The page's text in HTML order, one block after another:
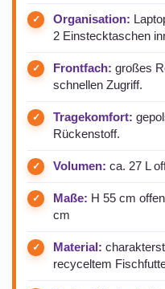
Organisation:
2 Einstecktaschen
Frontfach: großes
schnellen Zugriff.
Tragekomfort:
Rückenstoff.
Volumen: ca. 27 L
Maße: H 55 cm
cm
Material:
recyceltem